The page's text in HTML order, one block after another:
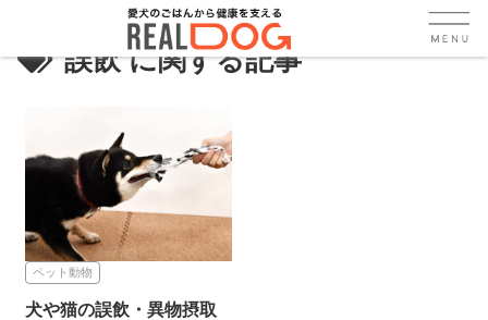
誤飲
ペット動物
犬や猫の誤飲・異物摂取